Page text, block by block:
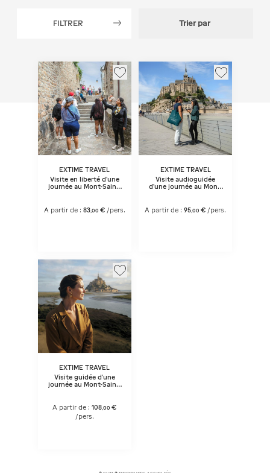
FILTRER Trier par
EXTIME TRAVEL
Visite en liberté d'une
journée au Mont-Saint-
A partir de : 83, 00 €/pers.
EXTIME TRAVEL
Visite audioguidée
d'une journée au Mont-
A partir de :95 ,00 € /pers.
EXTIME TRAVEL
Visite guidée d'une
journée au Mont-Saint-
A partir de :108,00 €
/pers.